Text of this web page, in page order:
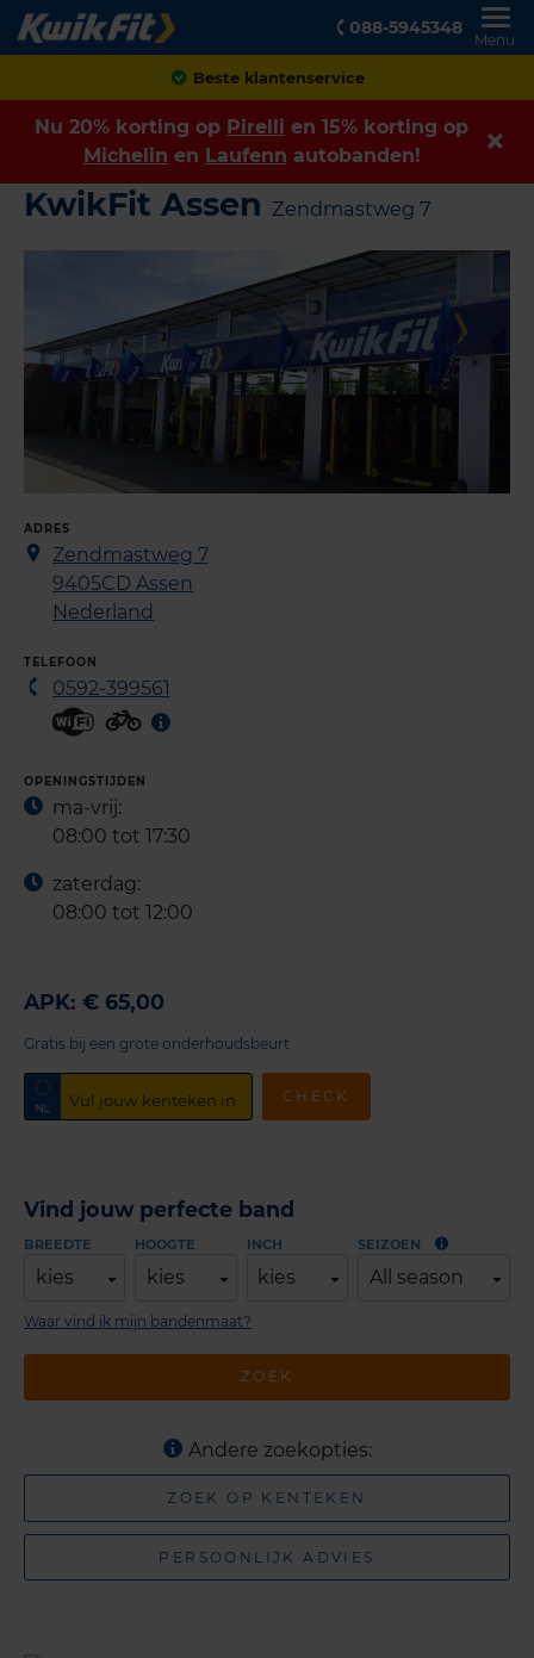
088-5945348
Menu
Beste klantenservice
Nu 20% korting op Pirelli en 15% korting op
Michelin en Laufenn autobanden!
KwikFit Assen Zendmastweg 7
ADRES
Zendmastweg 7
9405CD Assen
Nederland
TELEFOON
0592-399561
OPENINGSTIJDEN
ma-vrij:
08:00 tot 17:30
zaterdag:
08:00 tot 12:00
APK: € 65,00
Gratis bij een grote onderhoudsbeurt
CHECK
Vind jouw perfecte band
Waar vind ik mijn bandenmaat?
BREEDTE
kies
HOOGTE
kies
INCH
kies
SEIZOEN
All season
ZOEK
Andere zoekopties:
ZOEK OP KENTEKEN
PERSOONLIJK ADVIES